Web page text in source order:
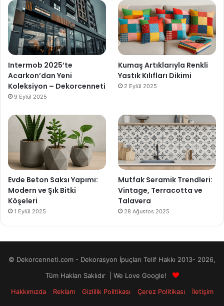
Intermob 2025’te
Acarkon’dan Yeni
Koleksiyon – Dekorcenneti
9 Eylül 2025
Kumaş Artıklarıyla Renkli
Yastık Kılıfları Dikimi
2 Eylül 2025
Evde Beton Saksı Yapımı:
Modern ve Şık Bitki
Köşeleri
1 Eylül 2025
Mutfak Seramik Trendleri:
Vintage, Terracotta ve
Talavera
28 Ağustos 2025
© Dekorcenneti.com - Dekorasyon İpuçları Telif Hakkı 2013- 2026,
Tüm Hakları Saklıdır | We Love Google!
Hakkımızda
Reklam Gizlilik Politikası Çerez Politikası İletişim